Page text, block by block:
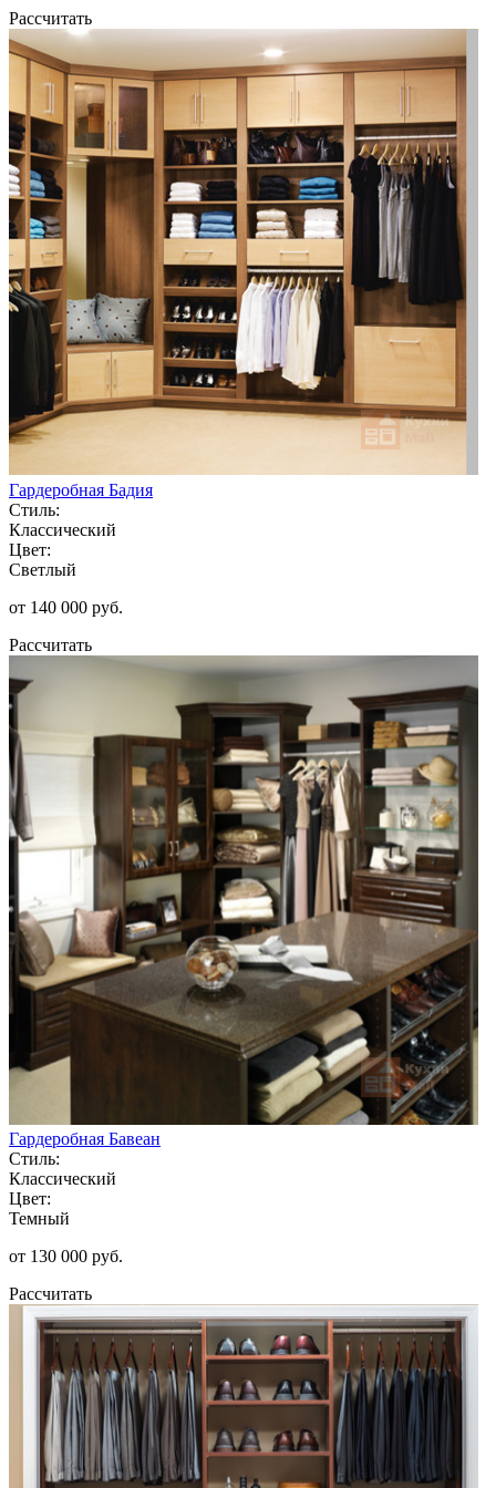
Рассчитать
Гардеробная Бадия
Стиль:
Классический
Цвет:
Светлый
от 140 000 руб.
Рассчитать
Гардеробная Бавеан
Стиль:
Классический
Цвет:
Темный
от 130 000 руб.
Рассчитать